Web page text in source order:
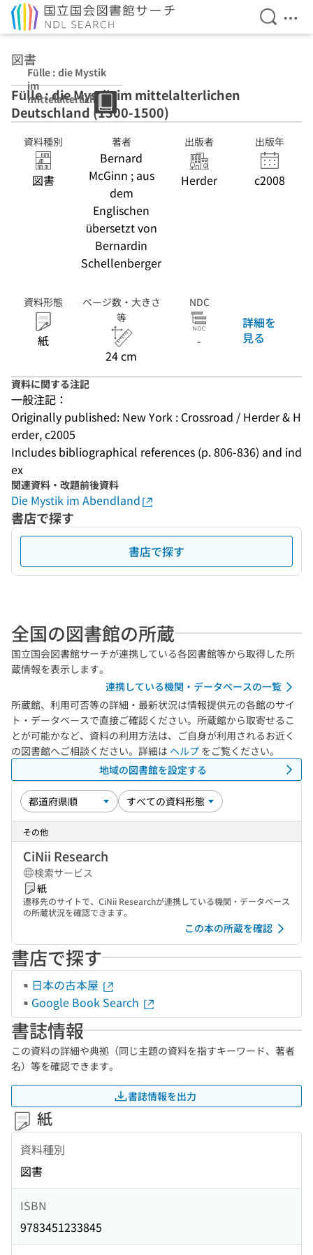
検索を
メ
図書
Fülle : die Mystik
im
mittelalterliche
n Deutschland
(1300-1500)
Fülle : die Mystik im mittelalterlichen
Deutschland (1300-1500)
資料種別
図書
著者
Bernard
McGinn ; aus
dem
Englischen
übersetzt von
Bernardin
Schellenberger
出版者
Herder
出版年
c2008
資料形態
紙
ページ数・大きさ
等
24 cm
NDC
-
詳細を
見る
資料に関する注記
一般注記：
Originally published: New York : Crossroad / Herder & H
erder, c2005
Includes bibliographical references (p. 806-836) and ind
ex
関連資料・改題前後資料
Die Mystik im Abendland
書店で探す
書店で探す
全国の図書館の所蔵
国立国会図書館サーチが連携している各図書館等から取得した所
蔵情報を表示します。
連携している機関・データベースの一覧
所蔵館、利用可否等の詳細・最新状況は情報提供元の各館のサイ
ト・データベースで直接ご確認ください。所蔵館から取寄せるこ
とが可能かなど、資料の利用方法は、ご自身が利用されるお近く
の図書館へご相談ください。詳細は ヘルプ をご覧ください。
地域の図書館を設定する
その他
CiNii Research
検索サービス
紙
遷移先のサイトで、CiNii Researchが連携している機関・データベース
の所蔵状況を確認できます。
この本の所蔵を確認
書店で探す
日本の古本屋
Google Book Search
書誌情報
この資料の詳細や典拠（同じ主題の資料を指すキーワード、著者
名）等を確認できます。
書誌情報を出力
紙
資料種別
図書
ISBN
9783451233845